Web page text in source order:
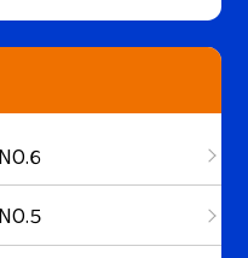
６
５